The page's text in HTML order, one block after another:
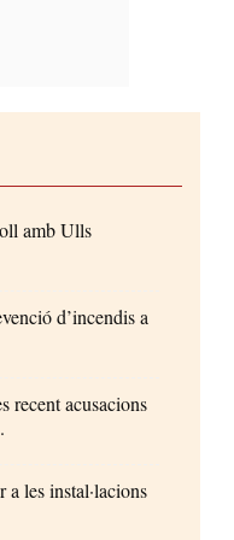
amb Ulls
d’incendis a
recent acusacions
les instal·lacions